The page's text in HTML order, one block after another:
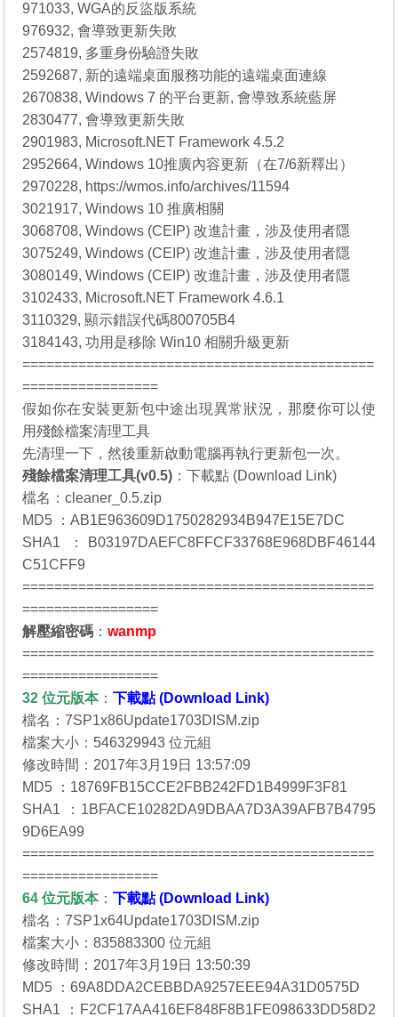
971033, WGA的反盜版系統
976932, 會導致更新失敗
2574819, 多重身份驗證失敗
2592687, 新的遠端桌面服務功能的遠端桌面連線
2670838, Windows 7 的平台更新, 會導致系統藍屏
2830477, 會導致更新失敗
2901983, Microsoft.NET Framework 4.5.2
2952664, Windows 10推廣內容更新（在7/6新釋出）
2970228, https://wmos.info/archives/11594
3021917, Windows 10 推廣相關
3068708, Windows (CEIP) 改進計畫，涉及使用者隱
3075249, Windows (CEIP) 改進計畫，涉及使用者隱
3080149, Windows (CEIP) 改進計畫，涉及使用者隱
3102433, Microsoft.NET Framework 4.6.1
3110329, 顯示錯誤代碼800705B4
3184143, 功用是移除 Win10 相關升級更新
============================================
=================
假如你在安裝更新包中途出現異常狀況，那麼你可以使
用殘餘檔案清理工具
先清理一下，然後重新啟動電腦再執行更新包一次。
殘餘檔案清理工具(v0.5) ：
下載點 (Download Link)
檔名：cleaner_0.5.zip
MD5 ：AB1E963609D1750282934B947E15E7DC
SHA1 ：B03197DAEFC8FFCF33768E968DBF46144
C51CFF9
============================================
=================
解壓縮密碼 ：wanmp
============================================
=================
32 位元版本：
下載點 (Download Link)
檔名：7SP1x86Update1703DISM.zip
檔案大小：546329943 位元組
修改時間：2017年3月19日 13:57:09
MD5 ：18769FB15CCE2FBB242FD1B4999F3F81
SHA1 ：1BFACE10282DA9DBAA7D3A39AFB7B4795
9D6EA99
============================================
=================
64 位元版本：
下載點 (Download Link)
檔名：7SP1x64Update1703DISM.zip
檔案大小：835883300 位元組
修改時間：2017年3月19日 13:50:39
MD5 ：69A8DDA2CEBBDA9257EEE94A31D0575D
SHA1 ：F2CF17AA416EF848F8B1FE098633DD58D2